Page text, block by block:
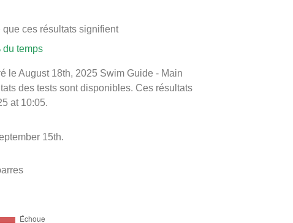
ces résultats signifient
du temps
le August 18th, 2025 Swim Guide - Main
des tests sont disponibles. Ces résultats
at 10:05.
15th.